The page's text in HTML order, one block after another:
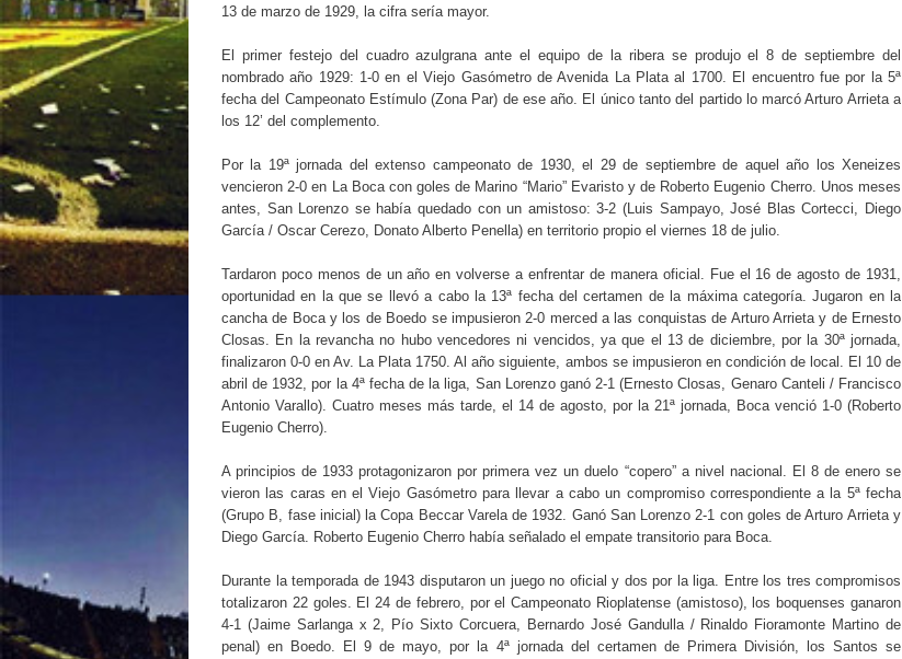
13 de marzo de 1929, la cifra sería mayor.
El primer festejo del cuadro azulgrana ante el equipo de la ribera se produjo el 8 de septiembre del
nombrado año 1929: 1-0 en el Viejo Gasómetro de Avenida La Plata al 1700. El encuentro fue por la 5ª
fecha del Campeonato Estímulo (Zona Par) de ese año. El único tanto del partido lo marcó Arturo Arrieta a
los 12’ del complemento.
Por la 19ª jornada del extenso campeonato de 1930, el 29 de septiembre de aquel año los Xeneizes
vencieron 2-0 en La Boca con goles de Marino “Mario” Evaristo y de Roberto Eugenio Cherro. Unos meses
antes, San Lorenzo se había quedado con un amistoso: 3-2 (Luis Sampayo, José Blas Cortecci, Diego
García / Oscar Cerezo, Donato Alberto Penella) en territorio propio el viernes 18 de julio.
Tardaron poco menos de un año en volverse a enfrentar de manera oficial. Fue el 16 de agosto de 1931,
oportunidad en la que se llevó a cabo la 13ª fecha del certamen de la máxima categoría. Jugaron en la
cancha de Boca y los de Boedo se impusieron 2-0 merced a las conquistas de Arturo Arrieta y de Ernesto
Closas. En la revancha no hubo vencedores ni vencidos, ya que el 13 de diciembre, por la 30ª jornada,
finalizaron 0-0 en Av. La Plata 1750. Al año siguiente, ambos se impusieron en condición de local. El 10 de
abril de 1932, por la 4ª fecha de la liga, San Lorenzo ganó 2-1 (Ernesto Closas, Genaro Canteli / Francisco
Antonio Varallo). Cuatro meses más tarde, el 14 de agosto, por la 21ª jornada, Boca venció 1-0 (Roberto
Eugenio Cherro).
A principios de 1933 protagonizaron por primera vez un duelo “copero” a nivel nacional. El 8 de enero se
vieron las caras en el Viejo Gasómetro para llevar a cabo un compromiso correspondiente a la 5ª fecha
(Grupo B, fase inicial) la Copa Beccar Varela de 1932. Ganó San Lorenzo 2-1 con goles de Arturo Arrieta y
Diego García. Roberto Eugenio Cherro había señalado el empate transitorio para Boca.
Durante la temporada de 1943 disputaron un juego no oficial y dos por la liga. Entre los tres compromisos
totalizaron 22 goles. El 24 de febrero, por el Campeonato Rioplatense (amistoso), los boquenses ganaron
4-1 (Jaime Sarlanga x 2, Pío Sixto Corcuera, Bernardo José Gandulla / Rinaldo Fioramonte Martino de
penal) en Boedo. El 9 de mayo, por la 4ª jornada del certamen de Primera División, los Santos se